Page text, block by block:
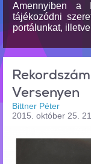
Amennyiben a
tájékozódni
portálunkat,
Versenyen
Bittner Péter
2015. október 25.